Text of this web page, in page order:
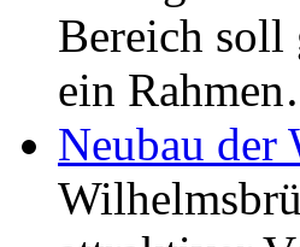
Bereich soll
ein
Neubau der